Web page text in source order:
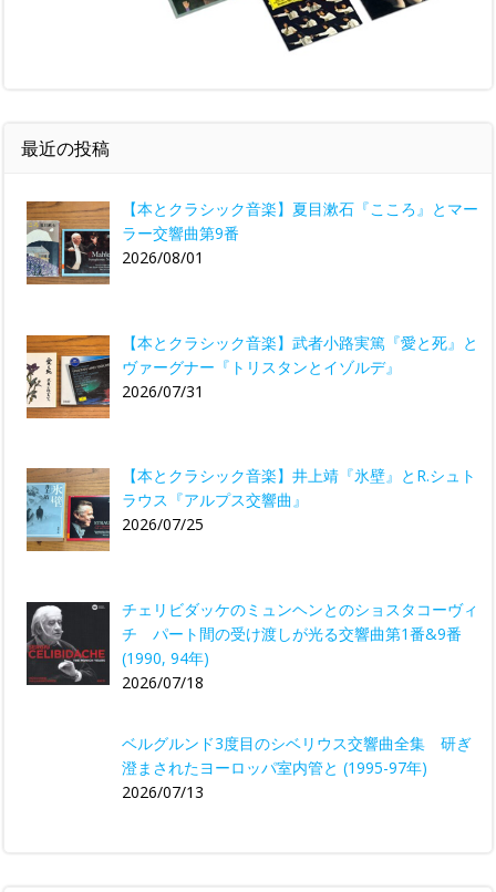
最近の投稿
【本とクラシック音楽】夏目漱石『こころ』とマー
ラー交響曲第9番
2026/08/01
【本とクラシック音楽】武者小路実篤『愛と死』と
ヴァーグナー『トリスタンとイゾルデ』
2026/07/31
【本とクラシック音楽】井上靖『氷壁』とR.シュト
ラウス『アルプス交響曲』
2026/07/25
チェリビダッケのミュンヘンとのショスタコーヴィ
チ パート間の受け渡しが光る交響曲第1番&9番
(1990, 94年)
2026/07/18
ベルグルンド3度目のシベリウス交響曲全集 研ぎ
澄まされたヨーロッパ室内管と (1995-97年)
2026/07/13